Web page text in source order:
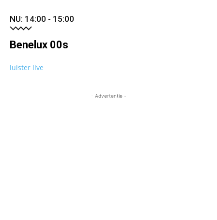
NU: 14:00 - 15:00
Benelux 00s
luister live
- Advertentie -